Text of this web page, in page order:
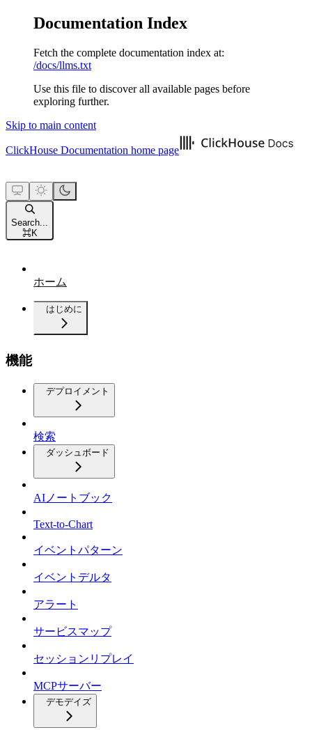
Documentation Index
Fetch the complete documentation index at:
/docs/llms.txt
Use this file to discover all available pages before
exploring further.
Skip to main content
ClickHouse Documentation home page
Search...
⌘K
ホーム
はじめに
機能
デプロイメント
検索
ダッシュボード
AIノートブック
Text-to-Chart
イベントパターン
イベントデルタ
アラート
サービスマップ
セッションリプレイ
MCPサーバー
デモデイズ